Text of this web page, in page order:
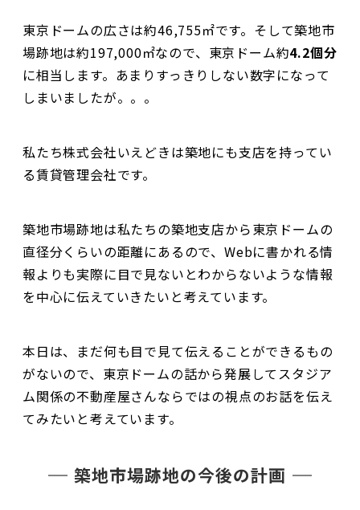
東京ドームの広さは約46,755㎡です。そして築地市
場跡地は約197,000㎡なので、東京ドーム約4.2個分
に相当します。あまりすっきりしない数字になって
しまいましたが。。。
私たち株式会社いえどきは築地にも支店を持ってい
る賃貸管理会社です。
築地市場跡地は私たちの築地支店から東京ドームの
直径分くらいの距離にあるので、Webに書かれる情
報よりも実際に目で見ないとわからないような情報
を中心に伝えていきたいと考えています。
本日は、まだ何も目で見て伝えることができるもの
がないので、東京ドームの話から発展してスタジア
ム関係の不動産屋さんならではの視点のお話を伝え
てみたいと考えています。
築地市場跡地の今後の計画